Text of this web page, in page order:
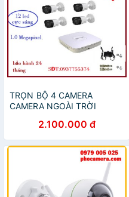
TRỌN BỘ 4 CAMERA
CAMERA NGOÀI TRỜI
2.100.000 đ